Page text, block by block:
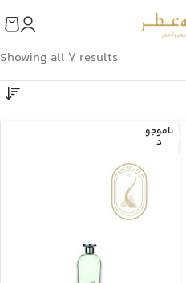
Showing all 7 results
ناموجو
د